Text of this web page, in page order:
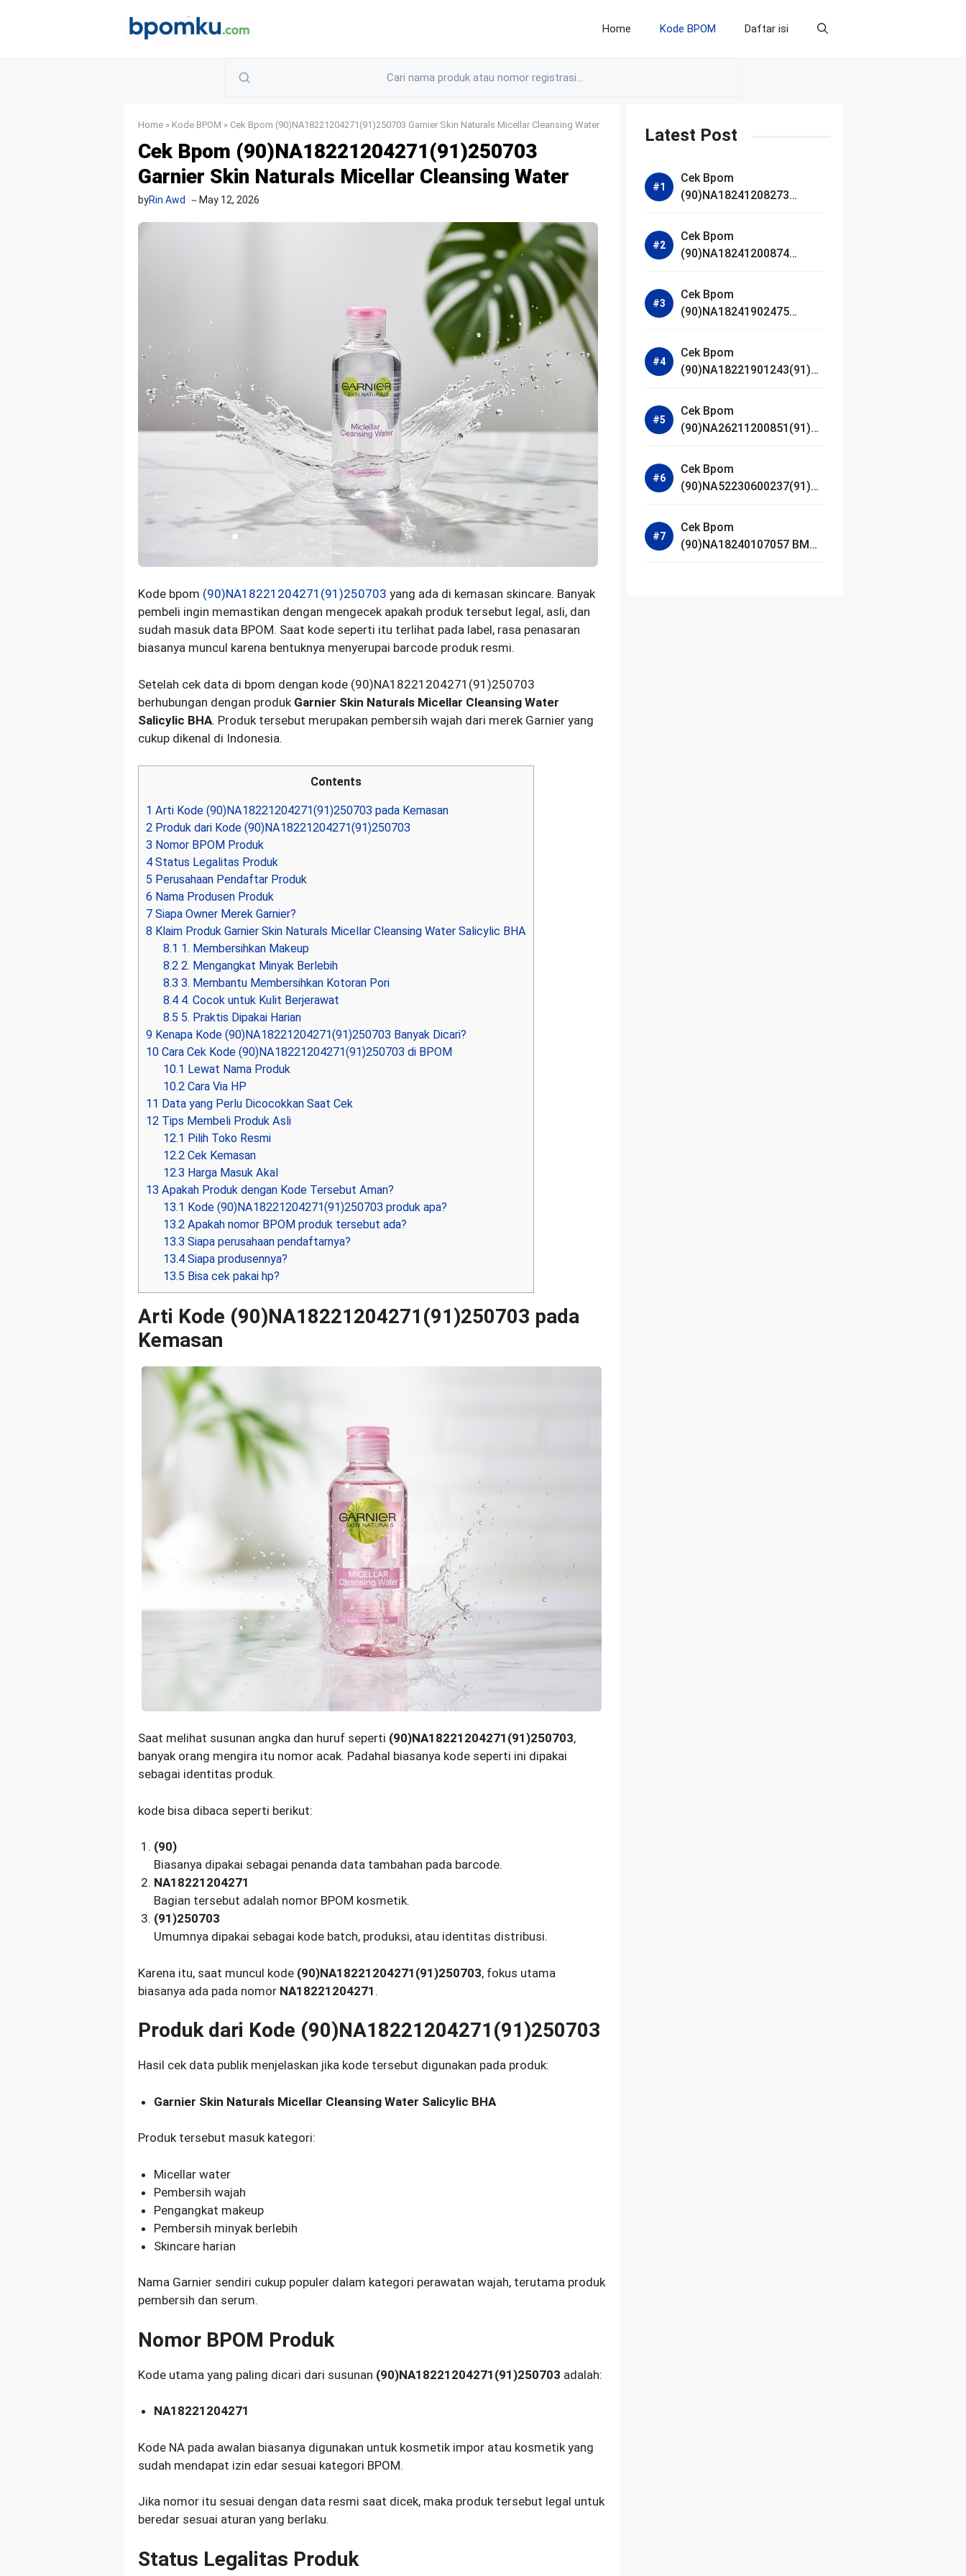
Home Kode BPOM Daftar isi
Home » Kode BPOM » Cek Bpom (90)NA18221204271(91)250703 Garnier Skin Naturals Micellar Cleansing Water
Cek Bpom (90)NA18221204271(91)250703
Garnier Skin Naturals Micellar Cleansing Water
byRin Awd May 12, 2026
Kode bpom (90)NA18221204271(91)250703 yang ada di kemasan skincare. Banyak
pembeli ingin memastikan dengan mengecek apakah produk tersebut legal, asli, dan
sudah masuk data BPOM. Saat kode seperti itu terlihat pada label, rasa penasaran
biasanya muncul karena bentuknya menyerupai barcode produk resmi.
Setelah cek data di bpom dengan kode (90)NA18221204271(91)250703
berhubungan dengan produk Garnier Skin Naturals Micellar Cleansing Water
Salicylic BHA. Produk tersebut merupakan pembersih wajah dari merek Garnier yang
cukup dikenal di Indonesia.
Contents
1 Arti Kode (90)NA18221204271(91)250703 pada Kemasan
2 Produk dari Kode (90)NA18221204271(91)250703
3 Nomor BPOM Produk
4 Status Legalitas Produk
5 Perusahaan Pendaftar Produk
6 Nama Produsen Produk
7 Siapa Owner Merek Garnier?
8 Klaim Produk Garnier Skin Naturals Micellar Cleansing Water Salicylic BHA
8.1 1. Membersihkan Makeup
8.2 2. Mengangkat Minyak Berlebih
8.3 3. Membantu Membersihkan Kotoran Pori
8.4 4. Cocok untuk Kulit Berjerawat
8.5 5. Praktis Dipakai Harian
9 Kenapa Kode (90)NA18221204271(91)250703 Banyak Dicari?
10 Cara Cek Kode (90)NA18221204271(91)250703 di BPOM
10.1 Lewat Nama Produk
10.2 Cara Via HP
11 Data yang Perlu Dicocokkan Saat Cek
12 Tips Membeli Produk Asli
12.1 Pilih Toko Resmi
12.2 Cek Kemasan
12.3 Harga Masuk Akal
13 Apakah Produk dengan Kode Tersebut Aman?
13.1 Kode (90)NA18221204271(91)250703 produk apa?
13.2 Apakah nomor BPOM produk tersebut ada?
13.3 Siapa perusahaan pendaftarnya?
13.4 Siapa produsennya?
13.5 Bisa cek pakai hp?
Arti Kode (90)NA18221204271(91)250703 pada
Kemasan
Saat melihat susunan angka dan huruf seperti (90)NA18221204271(91)250703,
banyak orang mengira itu nomor acak. Padahal biasanya kode seperti ini dipakai
sebagai identitas produk.
kode bisa dibaca seperti berikut:
(90)
Biasanya dipakai sebagai penanda data tambahan pada barcode.
NA18221204271
Bagian tersebut adalah nomor BPOM kosmetik.
(91)250703
Umumnya dipakai sebagai kode batch, produksi, atau identitas distribusi.
Karena itu, saat muncul kode (90)NA18221204271(91)250703, fokus utama
biasanya ada pada nomor NA18221204271 .
Produk dari Kode (90)NA18221204271(91)250703
Hasil cek data publik menjelaskan jika kode tersebut digunakan pada produk:
Garnier Skin Naturals Micellar Cleansing Water Salicylic BHA
Produk tersebut masuk kategori:
Micellar water
Pembersih wajah
Pengangkat makeup
Pembersih minyak berlebih
Skincare harian
Nama Garnier sendiri cukup populer dalam kategori perawatan wajah, terutama produk
pembersih dan serum.
Nomor BPOM Produk
Kode utama yang paling dicari dari susunan (90)NA18221204271(91)250703 adalah:
NA18221204271
Kode NA pada awalan biasanya digunakan untuk kosmetik impor atau kosmetik yang
sudah mendapat izin edar sesuai kategori BPOM.
Jika nomor itu sesuai dengan data resmi saat dicek, maka produk tersebut legal untuk
beredar sesuai aturan yang berlaku.
Status Legalitas Produk
Latest Post
Cek Bpom
(90)NA18241208273
Bright Radiance Face
Wash
Cek Bpom
(90)NA18241200874
Acne Calm Micellar Water
Cek Bpom
(90)NA18241902475
Cek Bpom
(90)NA18221901243(91)25
Serum
Cek Bpom
(90)NA26211200851(91)24
Madagascar Centella
Ampoule Foam
Cek Bpom
(90)NA52230600237(91)09
De Parfum
Cek Bpom
(90)NA18240107057 BMG